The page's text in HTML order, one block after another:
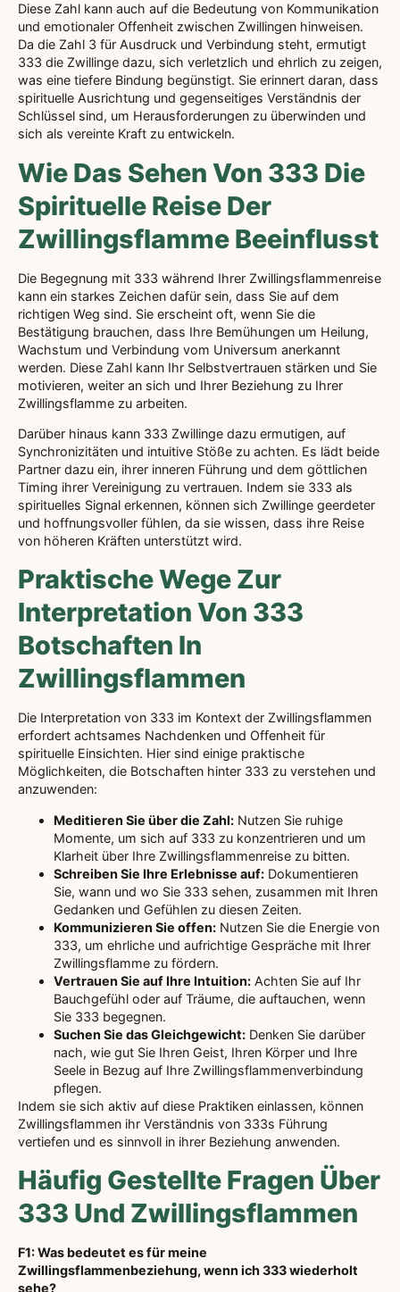
Diese Zahl kann auch auf die Bedeutung von Kommunikation
und emotionaler Offenheit zwischen Zwillingen hinweisen.
Da die Zahl 3 für Ausdruck und Verbindung steht, ermutigt
333 die Zwillinge dazu, sich verletzlich und ehrlich zu zeigen,
was eine tiefere Bindung begünstigt. Sie erinnert daran, dass
spirituelle Ausrichtung und gegenseitiges Verständnis der
Schlüssel sind, um Herausforderungen zu überwinden und
sich als vereinte Kraft zu entwickeln.
Wie Das Sehen Von 333 Die
Spirituelle Reise Der
Zwillingsflamme Beeinflusst
Die Begegnung mit 333 während Ihrer Zwillingsflammenreise
kann ein starkes Zeichen dafür sein, dass Sie auf dem
richtigen Weg sind. Sie erscheint oft, wenn Sie die
Bestätigung brauchen, dass Ihre Bemühungen um Heilung,
Wachstum und Verbindung vom Universum anerkannt
werden. Diese Zahl kann Ihr Selbstvertrauen stärken und Sie
motivieren, weiter an sich und Ihrer Beziehung zu Ihrer
Zwillingsflamme zu arbeiten.
Darüber hinaus kann 333 Zwillinge dazu ermutigen, auf
Synchronizitäten und intuitive Stöße zu achten. Es lädt beide
Partner dazu ein, ihrer inneren Führung und dem göttlichen
Timing ihrer Vereinigung zu vertrauen. Indem sie 333 als
spirituelles Signal erkennen, können sich Zwillinge geerdeter
und hoffnungsvoller fühlen, da sie wissen, dass ihre Reise
von höheren Kräften unterstützt wird.
Praktische Wege Zur
Interpretation Von 333
Botschaften In
Zwillingsflammen
Die Interpretation von 333 im Kontext der Zwillingsflammen
erfordert achtsames Nachdenken und Offenheit für
spirituelle Einsichten. Hier sind einige praktische
Möglichkeiten, die Botschaften hinter 333 zu verstehen und
anzuwenden:
Meditieren Sie über die Zahl: Nutzen Sie ruhige
Momente, um sich auf 333 zu konzentrieren und um
Klarheit über Ihre Zwillingsflammenreise zu bitten.
Schreiben Sie Ihre Erlebnisse auf: Dokumentieren
Sie, wann und wo Sie 333 sehen, zusammen mit Ihren
Gedanken und Gefühlen zu diesen Zeiten.
Kommunizieren Sie offen: Nutzen Sie die Energie von
333, um ehrliche und aufrichtige Gespräche mit Ihrer
Zwillingsflamme zu fördern.
Vertrauen Sie auf Ihre Intuition: Achten Sie auf Ihr
Bauchgefühl oder auf Träume, die auftauchen, wenn
Sie 333 begegnen.
Suchen Sie das Gleichgewicht: Denken Sie darüber
nach, wie gut Sie Ihren Geist, Ihren Körper und Ihre
Seele in Bezug auf Ihre Zwillingsflammenverbindung
pflegen.
Indem sie sich aktiv auf diese Praktiken einlassen, können
Zwillingsflammen ihr Verständnis von 333s Führung
vertiefen und es sinnvoll in ihrer Beziehung anwenden.
Häufig Gestellte Fragen Über
333 Und Zwillingsflammen
F1: Was bedeutet es für meine
Zwillingsflammenbeziehung, wenn ich 333 wiederholt
sehe?